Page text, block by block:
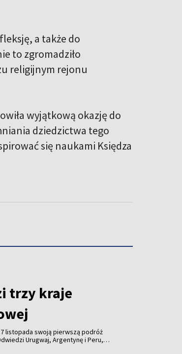
a także do
to zgromadziło
religijnym rejonu
wyjątkową okazję do
dziedzictwa tego
się naukami Księdza
trzy kraje
listopada swoją pierwszą podróż
Urugwaj, Argentynę i Peru,